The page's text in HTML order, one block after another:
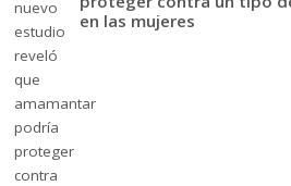
en las mujeres